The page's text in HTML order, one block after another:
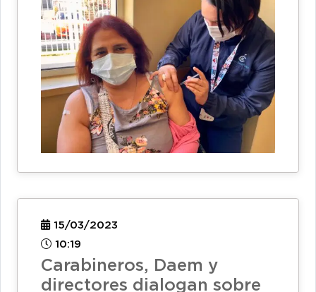
15/03/2023
10:19
Carabineros, Daem y
directores dialogan sobre